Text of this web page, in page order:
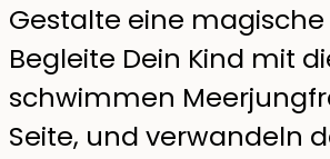
Gestalte eine magische
Begleite Dein Kind mit
schwimmen
Seite, und verwandeln